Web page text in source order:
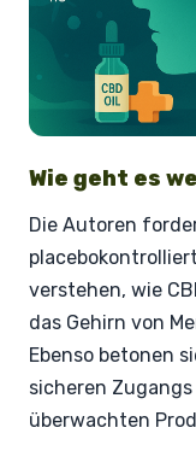
Wie geht es
Die Autoren
verstehen, wie
das Gehirn von
Ebenso betonen
sicheren
überwachten